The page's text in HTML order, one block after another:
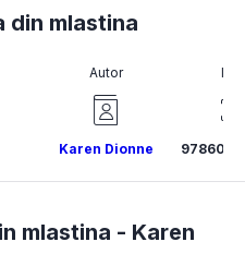
din mlastina
Autor
Karen Dionne
mlastina - Karen